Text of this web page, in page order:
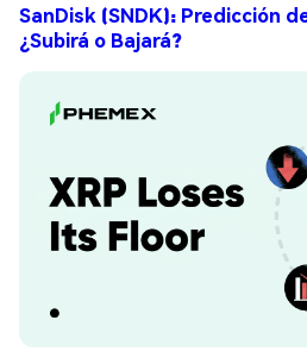
SanDisk (SNDK): Predicción
¿Subirá o Bajará?